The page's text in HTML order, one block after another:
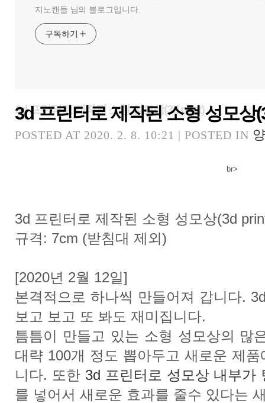
지노캔들 님의 블로그입니다.
구독하기
3d 프린터로 제작된 소형 성모상(3d print)
3d 프린터로 제작된 소형 성모상
POSTED AT 2020. 2. 8. 10:21 | POSTED IN
br>
3d 프린터로 제작된 소형 성모상(3d
규격: 7cm (받침대 제외)
[2020년 2월 12일]
본격적으로 하나씩 만들어져 갑니다.
보고 보고 또 봐도 재미집니다.
틈틈이 만들고 있는 소형 성모상의 많
대략 100개 정도 뽑아두고 새로운 제
니다. 또한 3d 프린터로 성모상 내부
를 넣어서 새로운 효과를 줄수 있다는